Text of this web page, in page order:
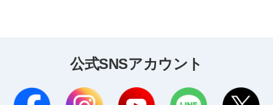
公式SNSアカウント